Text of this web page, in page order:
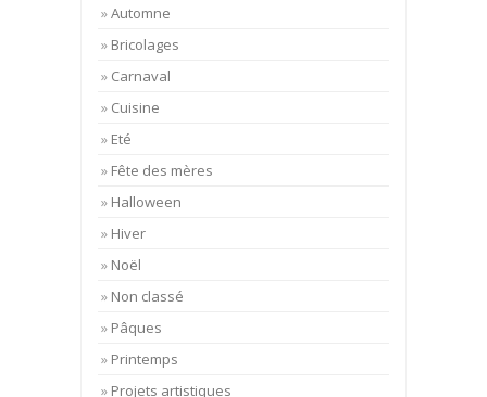
Automne
Bricolages
Carnaval
Cuisine
Eté
Fête des mères
Halloween
Hiver
Noël
Non classé
Pâques
Printemps
Projets artistiques